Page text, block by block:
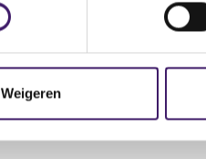
Weigeren